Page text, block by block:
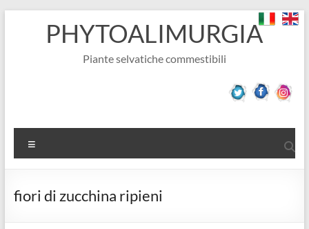
contenutoPHYTOALIMURGIA
Piante selvatiche commestibili
fiori di zucchina ripieni